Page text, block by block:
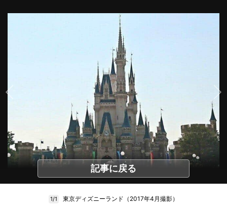
記事に戻る
1/1 東京ディズニーランド（2017年4月撮影）